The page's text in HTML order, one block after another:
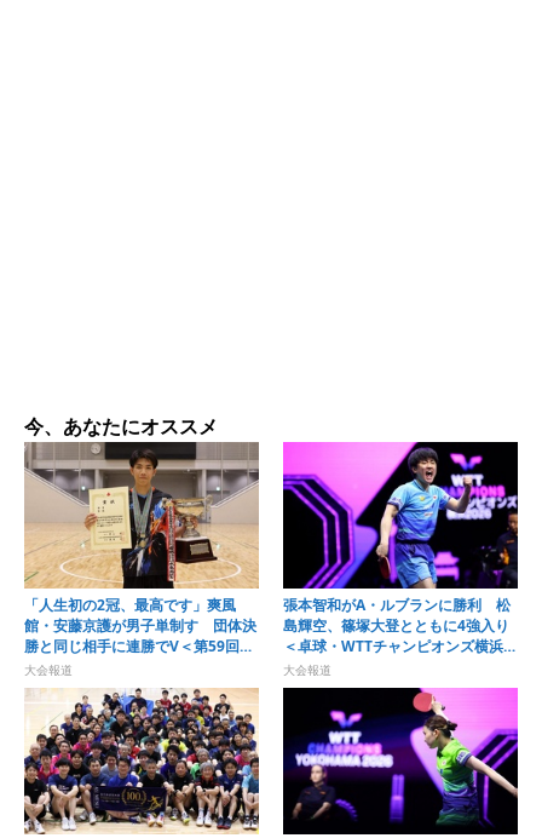
今、あなたにオススメ
「人生初の2冠、最高です」爽風
館・安藤京護が男子単制す 団体決
勝と同じ相手に連勝でV＜第59回全
国高等学校定時制通信制卓球大会＞
大会報道
張本智和がA・ルブランに勝利 松
島輝空、篠塚大登とともに4強入り
＜卓球・WTTチャンピオンズ横浜
2026＞
大会報道